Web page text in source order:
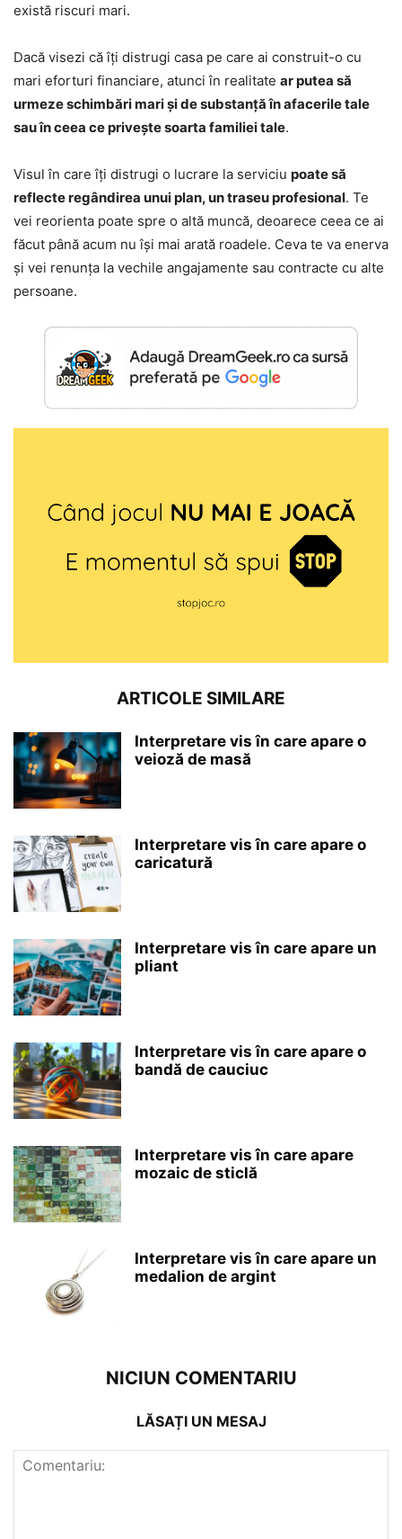
există riscuri mari.
Dacă visezi că îți distrugi casa pe care ai construit-o cu
mari eforturi financiare, atunci în realitate ar putea să
urmeze schimbări mari și de substanță în afacerile tale
sau în ceea ce privește soarta familiei tale.
Visul în care îți distrugi o lucrare la serviciu poate să
reflecte regândirea unui plan, un traseu profesional. Te
vei reorienta poate spre o altă muncă, deoarece ceea ce ai
făcut până acum nu își mai arată roadele. Ceva te va enerva
și vei renunța la vechile angajamente sau contracte cu alte
persoane.
ARTICOLE SIMILARE
Interpretare vis în care apare o
veioză de masă
Interpretare vis în care apare o
caricatură
Interpretare vis în care apare un
pliant
Interpretare vis în care apare o
bandă de cauciuc
Interpretare vis în care apare
mozaic de sticlă
Interpretare vis în care apare un
medalion de argint
NICIUN COMENTARIU
LĂSAȚI UN MESAJ